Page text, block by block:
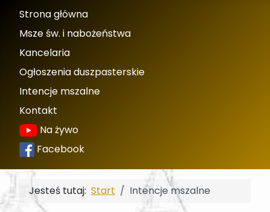
Strona główna
Msze św. i nabożeństwa
Kancelaria
Ogłoszenia duszpasterskie
Intencje mszalne
Kontakt
Na żywo
Facebook
Jesteś tutaj: Start Intencje mszalne